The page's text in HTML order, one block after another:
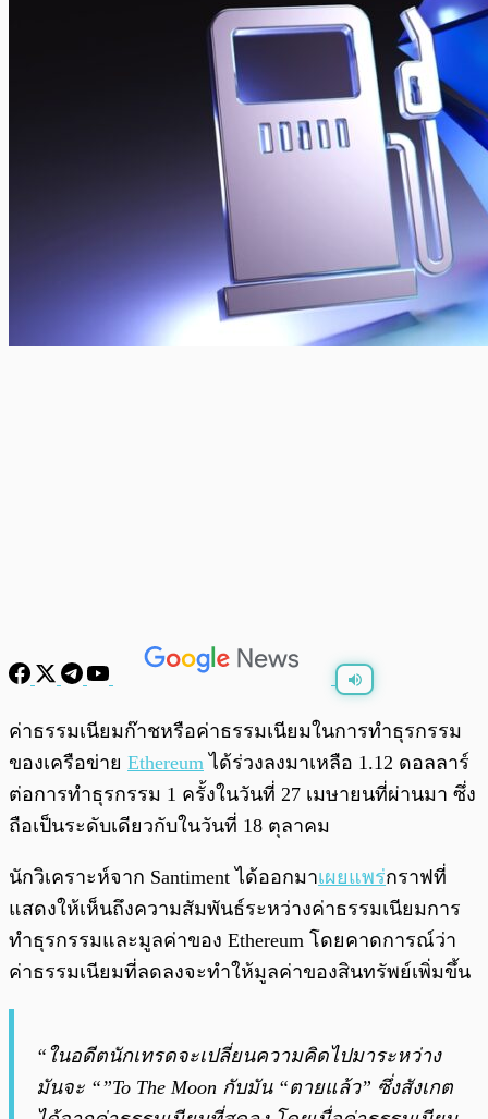
พร้อมเล่น 0:00
ค่าธรรมเนียมก๊าชหรือค่าธรรมเนียมในการทำธุรกรรม
ของเครือข่าย Ethereum ได้ร่วงลงมาเหลือ 1.12 ดอลลาร์
ต่อการทำธุรกรรม 1 ครั้งในวันที่ 27 เมษายนที่ผ่านมา ซึ่ง
ถือเป็นระดับเดียวกับในวันที่ 18 ตุลาคม
นักวิเคราะห์จาก Santiment ได้ออกมาเผยแพร่กราฟที่
แสดงให้เห็นถึงความสัมพันธ์ระหว่างค่าธรรมเนียมการ
ทำธุรกรรมและมูลค่าของ Ethereum โดยคาดการณ์ว่า
ค่าธรรมเนียมที่ลดลงจะทำให้มูลค่าของสินทรัพย์เพิ่มขึ้น
“ในอดีตนักเทรดจะเปลี่ยนความคิดไปมาระหว่าง
มันจะ “”To The Moon กับมัน “ตายแล้ว” ซึ่งสังเกต